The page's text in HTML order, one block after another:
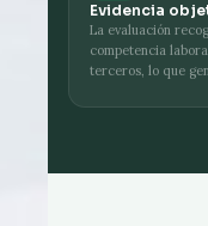
Evidencia
La evaluación
competencia
terceros, lo que